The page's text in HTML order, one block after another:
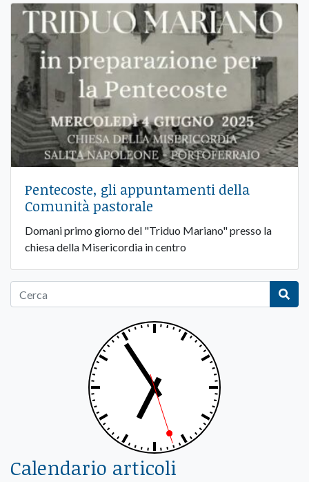
Pentecoste, gli appuntamenti della
Comunità pastorale
Domani primo giorno del "Triduo Mariano" presso la
chiesa della Misericordia in centro
Calendario articoli